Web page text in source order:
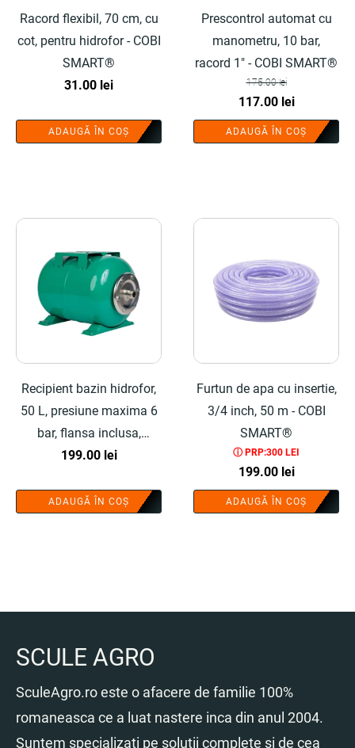
Racord flexibil, 70 cm, cu
cot, pentru hidrofor - COBI
SMART®
31.00 lei
ADAUGĂ ÎN COȘ
Prescontrol automat cu
manometru, 10 bar,
racord 1" - COBI SMART®
175.00lei
Prețul
inițial
a
117.00 leiPrețul
curent
este:
ADAUGĂ ÎN COȘ
Recipient bazin hidrofor,
50 L, presiune maxima 6
bar, flansa inclusa,
membrana
inch - COBI SMART®
199.00 lei
ADAUGĂ ÎN COȘ
Furtun de apa cu insertie,
3/4 inch, 50 m - COBI
SMART®
ⓘ PRP:300 LEI
199.00 lei
ADAUGĂ ÎN COȘ
SCULE AGRO
SculeAgro.ro este o afacere de familie 100%
romaneasca ce a luat nastere inca din anul 2004.
Suntem specializati pe solutii complete si de cea